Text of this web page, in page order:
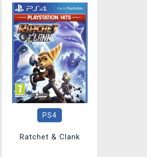
PS4
Ratchet & Clank